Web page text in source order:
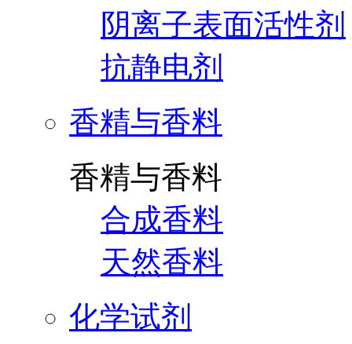
阴离子表面活性剂
抗静电剂
香精与香料
香精与香料
合成香料
天然香料
化学试剂